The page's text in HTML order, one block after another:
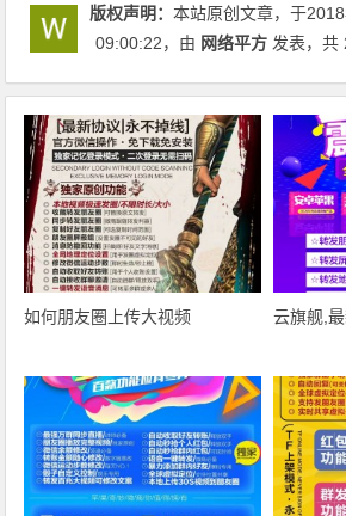
版权声明：本站原创文章，于
09:00:22，由 网络平方 发表，共
如何朋友圈上传大视频 云旗舰,